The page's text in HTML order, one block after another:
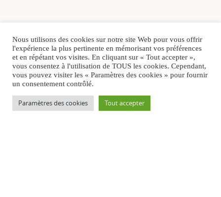
Nous utilisons des cookies sur notre site Web pour vous offrir
l'expérience la plus pertinente en mémorisant vos préférences
et en répétant vos visites. En cliquant sur « Tout accepter »,
vous consentez à l'utilisation de TOUS les cookies. Cependant,
vous pouvez visiter les « Paramètres des cookies » pour fournir
un consentement contrôlé.
Paramètres des cookies Tout accepter